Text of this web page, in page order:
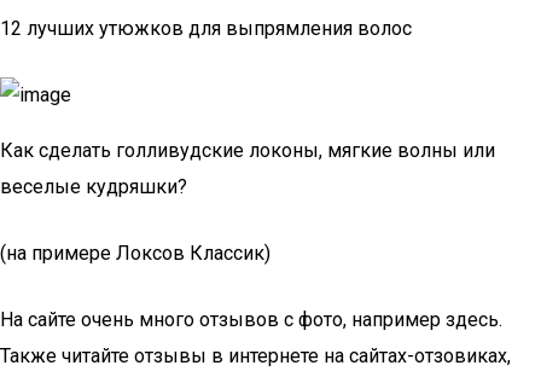
12 лучших утюжков для выпрямления волос
Как сделать голливудские локоны, мягкие волны или
веселые кудряшки?
(на примере Локсов Классик)
На сайте очень много отзывов с фото, например здесь.
Также читайте отзывы в интернете на сайтах-отзовиках,